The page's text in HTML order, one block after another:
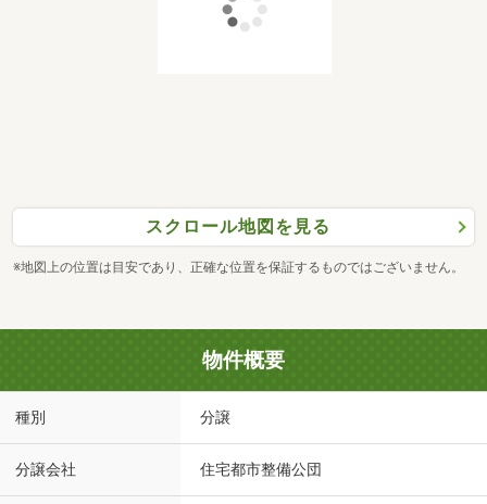
スクロール地図を見る
※地図上の位置は目安であり、正確な位置を保証するものではございません。
物件概要
種別 分譲
分譲会社 住宅都市整備公団